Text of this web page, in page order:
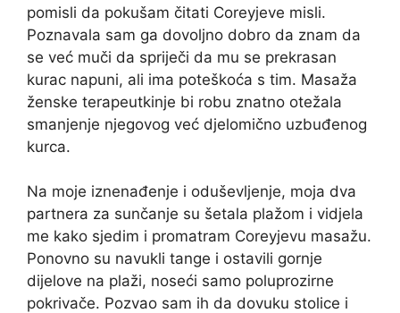
pomisli da pokušam čitati Coreyjeve misli.
Poznavala sam ga dovoljno dobro da znam da
se već muči da spriječi da mu se prekrasan
kurac napuni, ali ima poteškoća s tim. Masaža
ženske terapeutkinje bi robu znatno otežala
smanjenje njegovog već djelomično uzbuđenog
kurca.
Na moje iznenađenje i oduševljenje, moja dva
partnera za sunčanje su šetala plažom i vidjela
me kako sjedim i promatram Coreyjevu masažu.
Ponovno su navukli tange i ostavili gornje
dijelove na plaži, noseći samo poluprozirne
pokrivače. Pozvao sam ih da dovuku stolice i